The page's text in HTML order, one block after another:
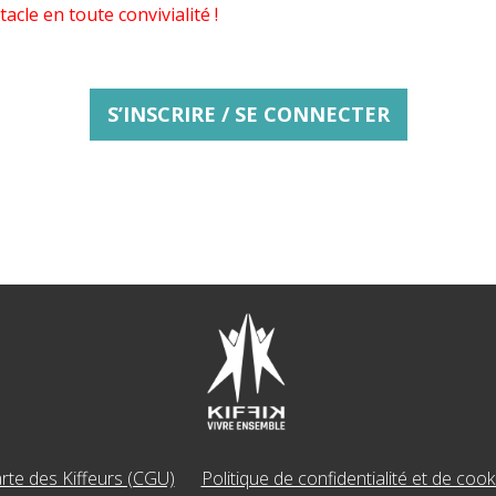
en toute convivialité !
S’INSCRIRE / SE CONNECTER
des Kiffeurs (CGU) Politique de confidentialité et de